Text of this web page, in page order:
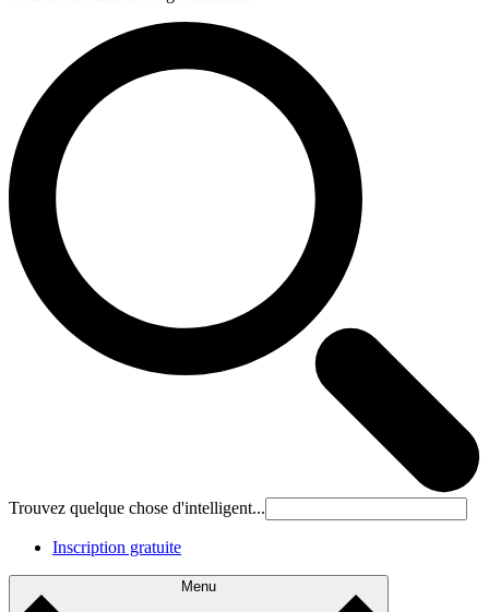
Trouvez quelque chose d'intelligent...
Inscription gratuite
Menu